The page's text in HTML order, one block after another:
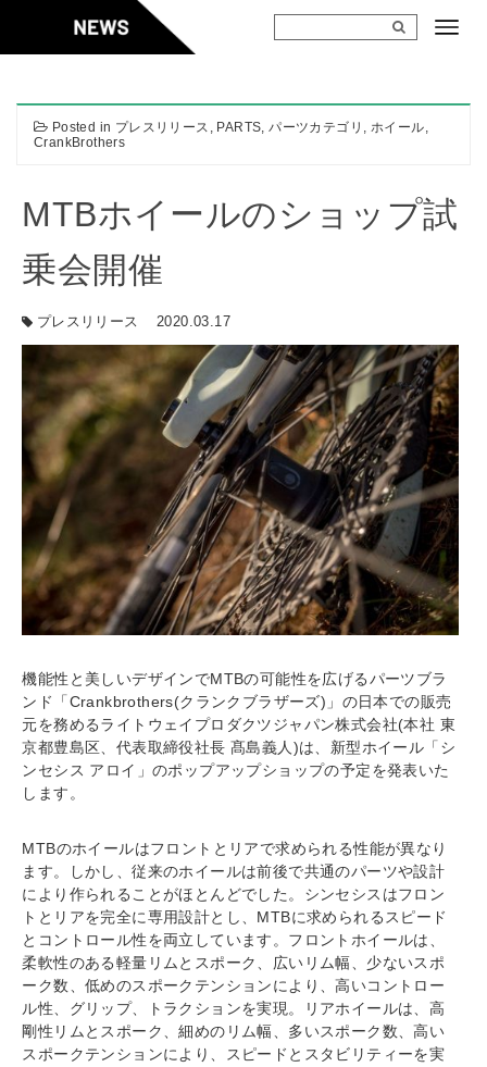
content
Posted in プレスリリース , PARTS,パーツカテゴリ , ホイール,
CrankBrothers
MTBホイールのショップ試
乗会開催
プレスリリース 2020.03.17
機能性と美しいデザインでMTBの可能性を広げるパーツブラ
ンド「Crankbrothers(クランクブラザーズ)」の日本での販売
元を務めるライトウェイプロダクツジャパン株式会社(本社 東
京都豊島区、代表取締役社長 髙島義人)は、新型ホイール「シ
ンセシス アロイ」のポップアップショップの予定を発表いた
します。
MTBのホイールはフロントとリアで求められる性能が異なり
ます。しかし、従来のホイールは前後で共通のパーツや設計
により作られることがほとんどでした。シンセシスはフロン
トとリアを完全に専用設計とし、MTBに求められるスピード
とコントロール性を両立しています。フロントホイールは、
柔軟性のある軽量リムとスポーク、広いリム幅、少ないスポ
ーク数、低めのスポークテンションにより、高いコントロー
ル性、グリップ、トラクションを実現。リアホイールは、高
剛性リムとスポーク、細めのリム幅、多いスポーク数、高い
スポークテンションにより、スピードとスタビリティーを実